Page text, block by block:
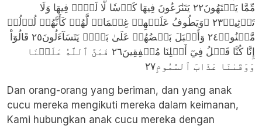
مِّمَّا يَشۡتَهُونَ٢٢ يَتَنَٰزَعُونَ فِيهَا كَأۡسٗا لَّا لَغۡوٞ فِيهَا وَلَا
تَأۡثِيمٞ٢٣ ۞وَيَطُوفُ عَلَيۡهِمۡ غِلۡمَانٞ لَّهُمۡ كَأَنَّهُمۡ لُؤۡلُؤٞ
مَّكۡنُونٞ٢٤ وَأَقۡبَلَ بَعۡضُهُمۡ عَلَىٰ بَعۡضٖ يَتَسَآءَلُونَ٢٥ قَالُوٓاْ
إِنَّا كُنَّا قَبۡلُ فِيٓ أَهۡلِنَا مُشۡفِقِينَ٢٦ فَمَنَّ ٱللَّهُ عَلَيۡنَا
وَوَقَىٰنَا عَذَابَ ٱلسَّمُومِ٢٧
Dan orang-orang yang beriman, dan yang anak
cucu mereka mengikuti mereka dalam keimanan,
Kami hubungkan anak cucu mereka dengan